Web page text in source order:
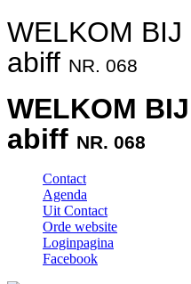
WELKOM
abiff NR. 068
WELKOM
abiff NR. 068
Contact
Agenda
Uit Contact
Orde website
Loginpagina
Facebook